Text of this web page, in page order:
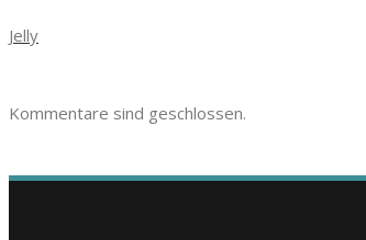
Jelly
Kommentare sind geschlossen.